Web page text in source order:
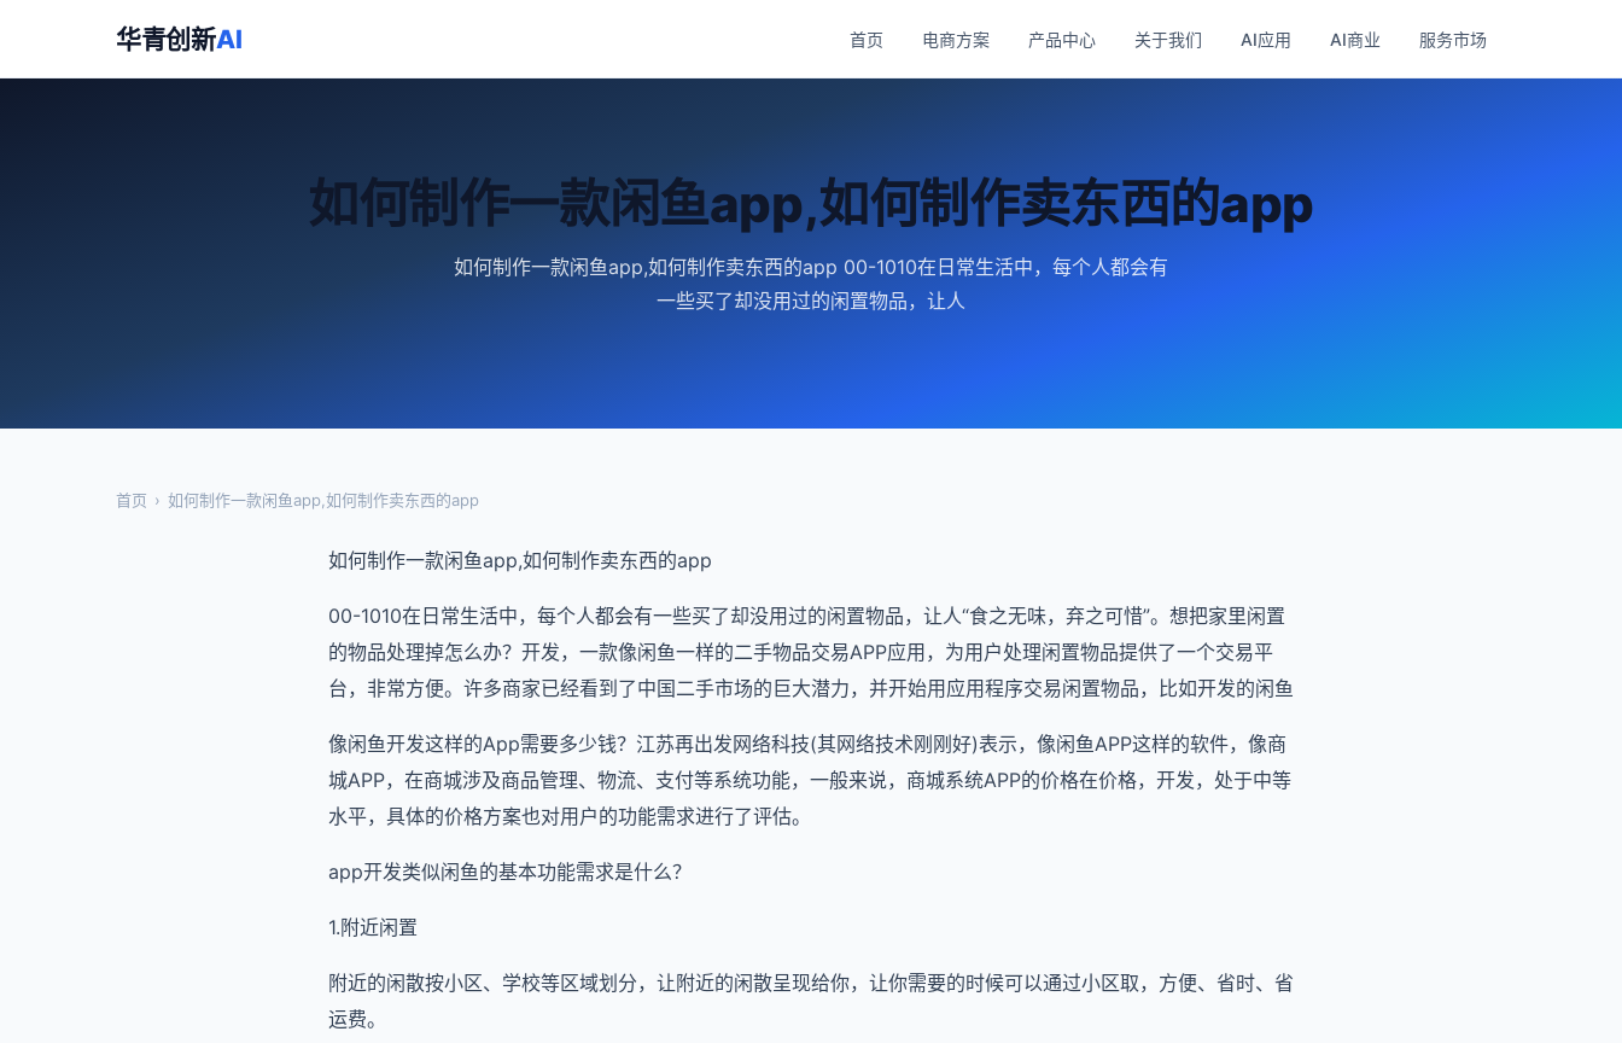
华青创新AI 首页 电商方案 产品中心 关于我们 AI应用 AI商业 服务市场
如何制作一款闲鱼app,如何制作卖东西的app
如何制作一款闲鱼app,如何制作卖东西的app 00-1010在日常生活中，每个人都会有
一些买了却没用过的闲置物品，让人
首页 › 如何制作一款闲鱼app,如何制作卖东西的app
如何制作一款闲鱼app,如何制作卖东西的app
00-1010在日常生活中，每个人都会有一些买了却没用过的闲置物品，让人“食之无味，弃之可惜”。想把家里闲置
的物品处理掉怎么办？开发，一款像闲鱼一样的二手物品交易APP应用，为用户处理闲置物品提供了一个交易平
台，非常方便。许多商家已经看到了中国二手市场的巨大潜力，并开始用应用程序交易闲置物品，比如开发的闲鱼
像闲鱼开发这样的App需要多少钱？江苏再出发网络科技(其网络技术刚刚好)表示，像闲鱼APP这样的软件，像商
城APP，在商城涉及商品管理、物流、支付等系统功能，一般来说，商城系统APP的价格在价格，开发，处于中等
水平，具体的价格方案也对用户的功能需求进行了评估。
app开发类似闲鱼的基本功能需求是什么？
1.附近闲置
附近的闲散按小区、学校等区域划分，让附近的闲散呈现给你，让你需要的时候可以通过小区取，方便、省时、省
运费。